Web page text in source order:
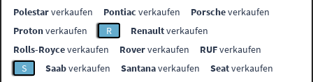
Polestarverkaufen Pontiac verkaufen Porscheverkaufen
Protonverkaufen R Renaultverkaufen
Rolls-Royceverkaufen Roververkaufen RUFverkaufen
S
Saabverkaufen Santanaverkaufen Seatverkaufen